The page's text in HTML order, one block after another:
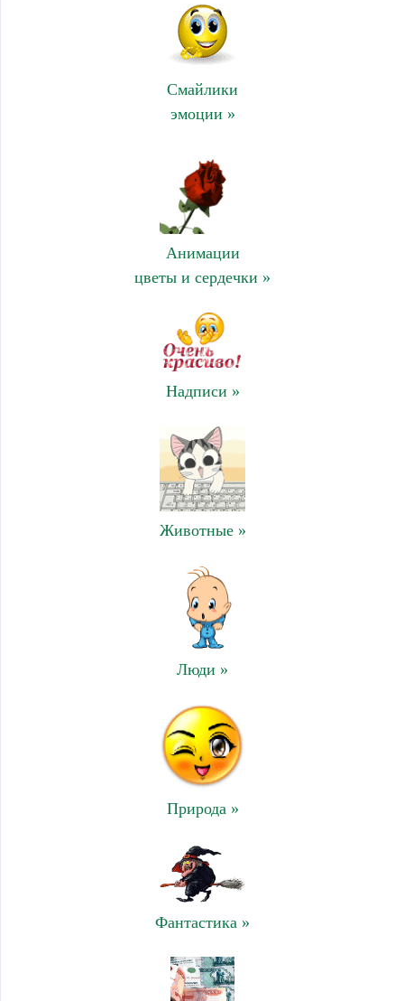
Смайлики
эмоции »
Анимации
цветы и сердечки »
Надписи »
Животные »
Люди »
Природа »
Фантастика »